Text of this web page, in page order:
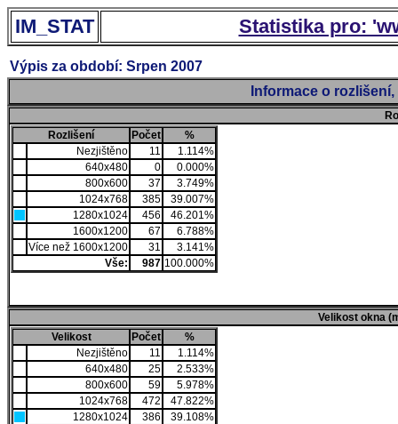
IM_STAT Statistika pro:
Výpis za období: Srpen 2007
Informace o
Rozlišení
Počet
%
Nezjištěno
11
1.114%
640x480
0
0.000%
800x600
37
3.749%
1024x768
385
39.007%
1280x1024
456
46.201%
1600x1200
67
6.788%
Více než 1600x1200
31
3.141%
Vše:
987 100.000%
Velikost okna
Velikost
Počet
%
Nezjištěno
11
1.114%
640x480
25
2.533%
800x600
59
5.978%
1024x768
472
47.822%
1280x1024
386
39.108%